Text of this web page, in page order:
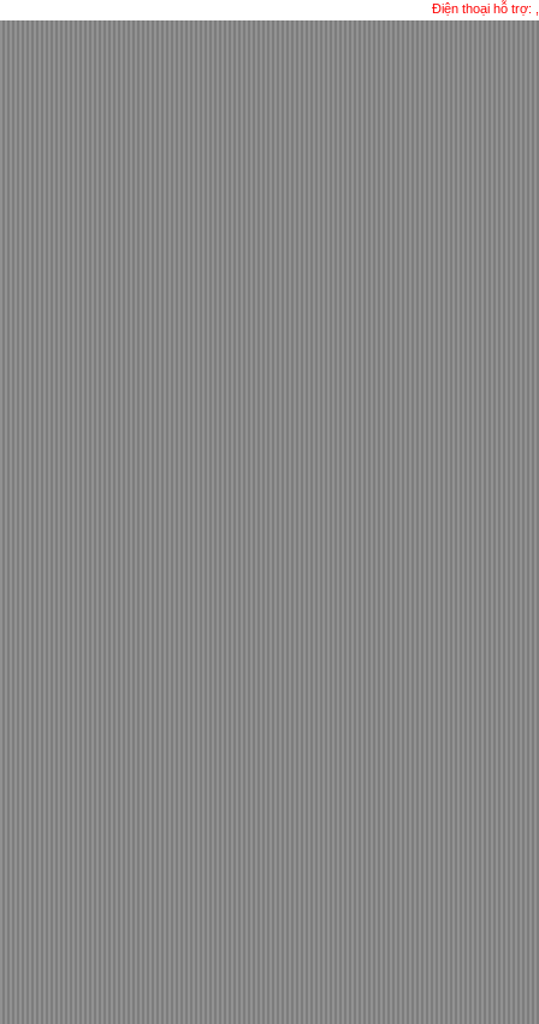
Điện thoại hỗ trợ: